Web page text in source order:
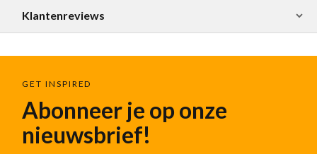
Klantenreviews
GET INSPIRED
Abonneer je op onze
nieuwsbrief!